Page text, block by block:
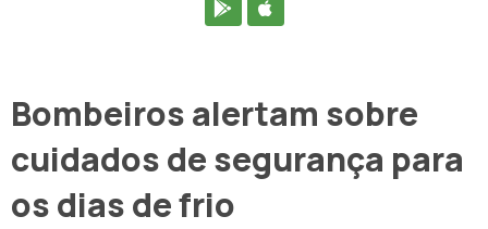
Bombeiros alertam sobre
cuidados de segurança para
os dias de frio